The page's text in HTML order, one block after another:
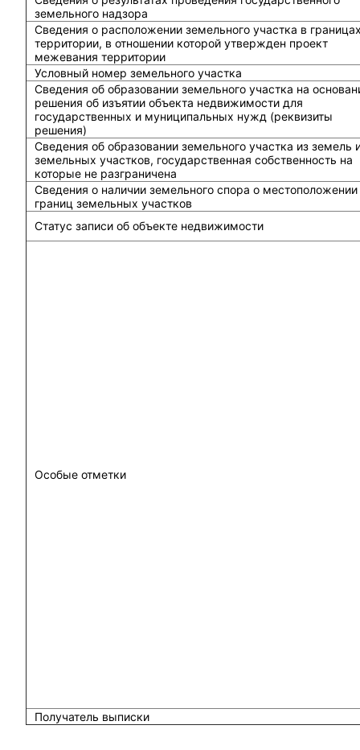
земельного надзора
Сведения о расположении земельного участка в
территории, в отношении которой утвержден проект
межевания территории
Условный номер земельного участка
Сведения об образовании земельного участка на
решения об изъятии объекта недвижимости для
государственных и муниципальных нужд (реквизиты
решения)
Сведения об образовании земельного участка из земель
земельных участков, государственная собственность на
которые не разграничена
Сведения о наличии земельного спора о местоположении
границ земельных участков
Статус записи об объекте недвижимости
Особые отметки
Получатель выписки